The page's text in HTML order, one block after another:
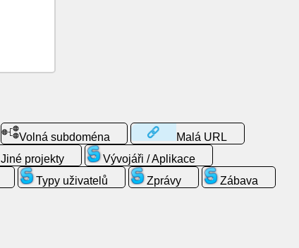
Volná subdoména
Malá URL
Jiné projekty
Vývojáři / Aplikace
Typy uživatelů Zprávy
Zábava